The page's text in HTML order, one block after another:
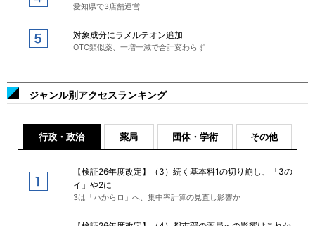
愛知県で3店舗運営
対象成分にラメルテオン追加
OTC類似薬、一増一減で合計変わらず
ジャンル別アクセスランキング
行政・政治 薬局 団体・学術 その他
【検証26年度改定】（3）続く基本料1の切り崩し、「3の
イ」や2に
3は「ハからロ」へ、集中率計算の見直し影響か